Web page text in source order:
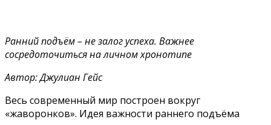
Ранний подъём – не залог успеха. Важнее
сосредоточиться на личном хронотипе
Автор: Джулиан Гейс
Весь современный мир построен вокруг
«жаворонков». Идея важности раннего подъёма